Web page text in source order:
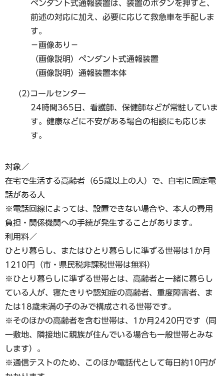
ペンダント式通報装置は、装置のボタンを押すと、
前述の対応に加え、必要に応じて救急車を手配しま
す。
−画像あり−
（画像説明）ペンダント式通報装置
（画像説明）通報装置本体
(2)コールセンター
24時間365日、看護師、保健師などが常駐していま
す。健康などに不安がある場合の相談にも応じま
す。
対象／
在宅で生活する高齢者（65歳以上の人）で、自宅に固定電
話がある人
※電話回線によっては、設置できない場合や、本人の費用
負担・関係機関への手続が発生することがあります。
利用料／
ひとり暮らし、またはひとり暮らしに準ずる世帯は1か月
1210円（市・県民税非課税世帯は無料）
※ひとり暮らしに準ずる世帯とは、高齢者と一緒に暮らし
ている人が、寝たきりや認知症の高齢者、重度障害者、ま
たは18歳未満の子のみで構成される世帯です。
※そのほかの高齢者を含む世帯は、1か月2420円です（同
一敷地、隣接地に親族が住んでいる場合も一般世帯とみな
します）。
※通信テストのため、このほか電話代として毎日約10円が